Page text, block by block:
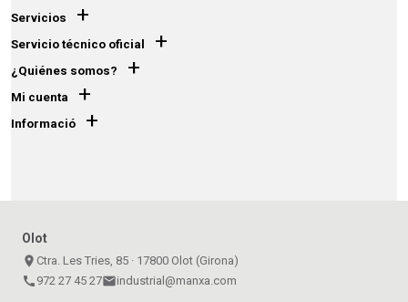
Servicios +
Servicio técnico oficial +
¿Quiénes somos? +
Mi cuenta +
Informació +
Olot
place Ctra. Les Tries, 85 · 17800 Olot (Girona)
call 972 27 45 27emailindustrial@manxa.com